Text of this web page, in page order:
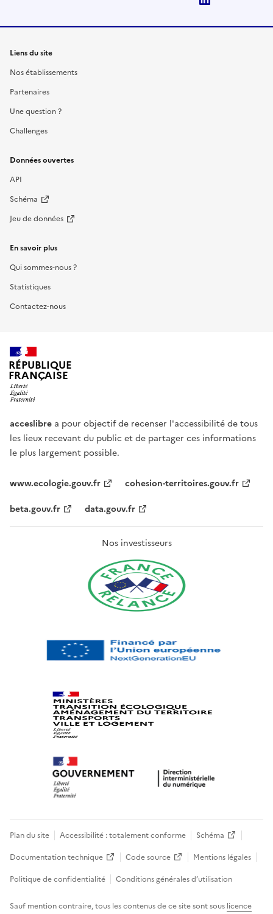
Liens du site
Nos établissements
Partenaires
Une question ?
Challenges
Données ouvertes
API
Schéma
Jeu de données
En savoir plus
Qui sommes-nous ?
Statistiques
Contactez-nous
RÉPUBLIQUE
FRANÇAISE
acceslibre a pour objectif de recenser l'accessibilité de tous
les lieux recevant du public et de partager ces informations
le plus largement possible.
www.ecologie.gouv.fr
cohesion-territoires.gouv.fr
beta.gouv.fr
data.gouv.fr
Nos investisseurs
Plan du site Accessibilité : totalement conforme
Schéma
Documentation technique
Code source
Mentions légales
Politique de confidentialité
Conditions générales d’utilisation
Sauf mention contraire, tous les contenus de ce site sont sous licence